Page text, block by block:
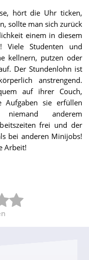
hört die Uhr ticken,
sollte man sich zurück
einem in diesem
Viele Studenten und
kellnern, putzen oder
Der Stundenlohn ist
anstrengend.
auf ihrer Couch,
Aufgaben sie erfüllen
anderem
frei und der
bei anderen Minijobs!
Arbeit!